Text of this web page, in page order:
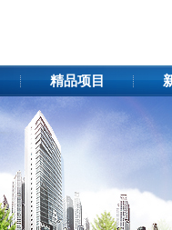
精品项目